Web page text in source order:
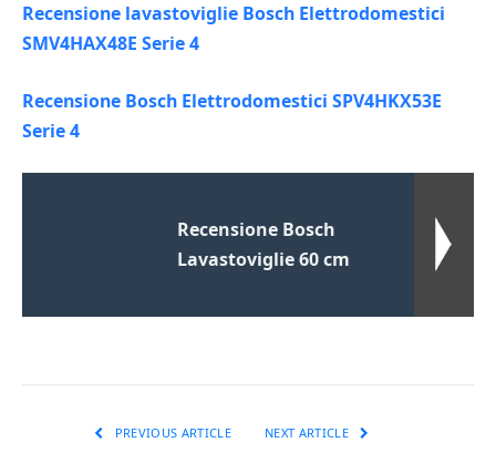
Recensione lavastoviglie Bosch Elettrodomestici
SMV4HAX48E Serie 4
Recensione Bosch Elettrodomestici SPV4HKX53E
Serie 4
Recensione Bosch
Lavastoviglie 60 cm
PREVIOUS ARTICLE NEXT ARTICLE